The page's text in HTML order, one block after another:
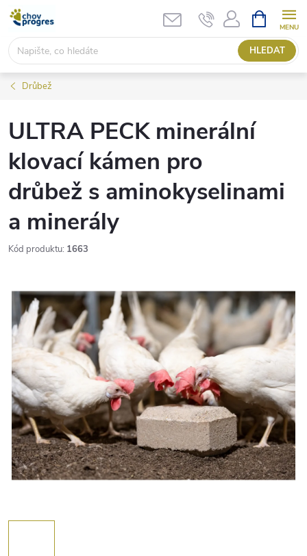
Přejít
obsah
HLEDAT
NÁKUPNÍ
KOŠÍK
Drůbež
ULTRA PECK minerální
klovací kámen pro
drůbež s aminokyselinami
a minerály
Kód produktu: 1663